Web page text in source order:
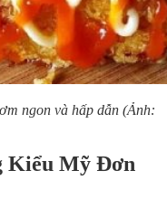
ngon và hấp dẫn (Ảnh:
Kiểu Mỹ Đơn